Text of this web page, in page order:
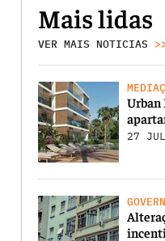
Mais lidas
VER MAIS NOTICIAS
Urban
27